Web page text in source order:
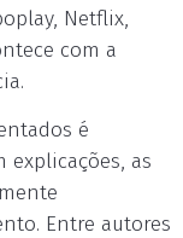
Netflix,
com a
é
explicações, as
Entre autores